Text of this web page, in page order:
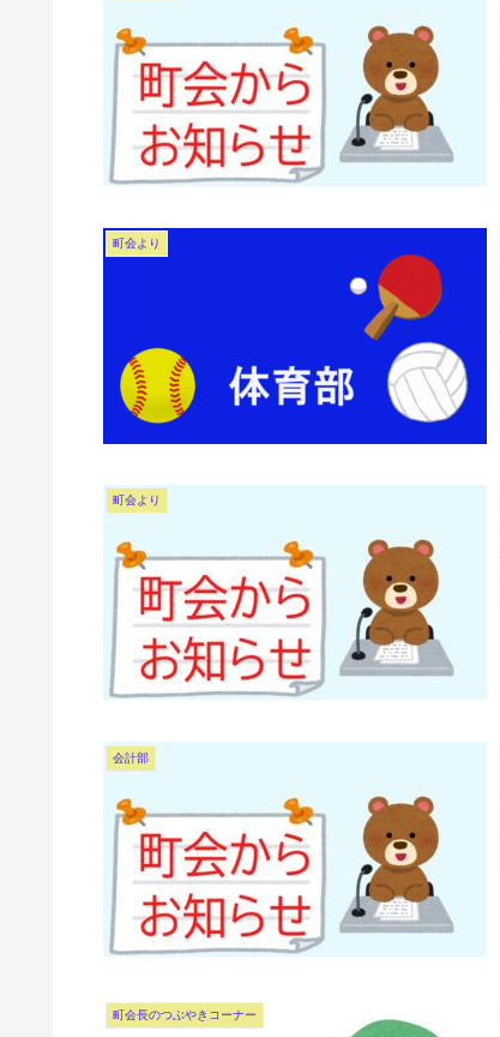
町会より
町会より
会計部
町会長のつぶやきコーナー